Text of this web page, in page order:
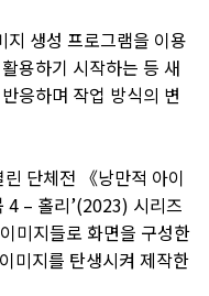
생성 프로그램을 이용
용하기 시작하는 등 새
응하며 작업 방식의 변
단체전 《낭만적 아이
4 – 홀리’(2023) 시리즈
미지들로 화면을 구성한
미지를 탄생시켜 제작한